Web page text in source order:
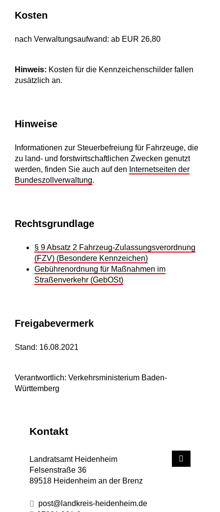
Kosten
nach Verwaltungsaufwand: ab EUR 26,80
Hinweis: Kosten für die Kennzeichenschilder fallen
zusätzlich an.
Hinweise
Informationen zur Steuerbefreiung für Fahrzeuge, die
zu land- und forstwirtschaftlichen Zwecken genutzt
werden, finden Sie auch auf den Internetseiten der
Bundeszollverwaltung.
Rechtsgrundlage
§ 9 Absatz 2 Fahrzeug-Zulassungsverordnung
(FZV) (Besondere Kennzeichen)
Gebührenordnung für Maßnahmen im
Straßenverkehr (GebOSt)
Freigabevermerk
Stand: 16.08.2021
Verantwortlich: Verkehrsministerium Baden-
Württemberg
Kontakt
Landratsamt Heidenheim
Felsenstraße 36
89518 Heidenheim an der Brenz
post@landkreis-heidenheim.de